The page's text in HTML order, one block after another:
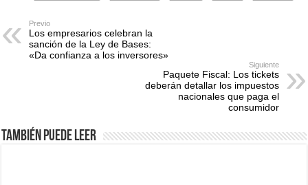
Previo
Los empresarios celebran la
sanción de la Ley de Bases:
«Da confianza a los inversores»
Siguiente
Paquete Fiscal: Los tickets
deberán detallar los impuestos
nacionales que paga el
consumidor
También puede leer